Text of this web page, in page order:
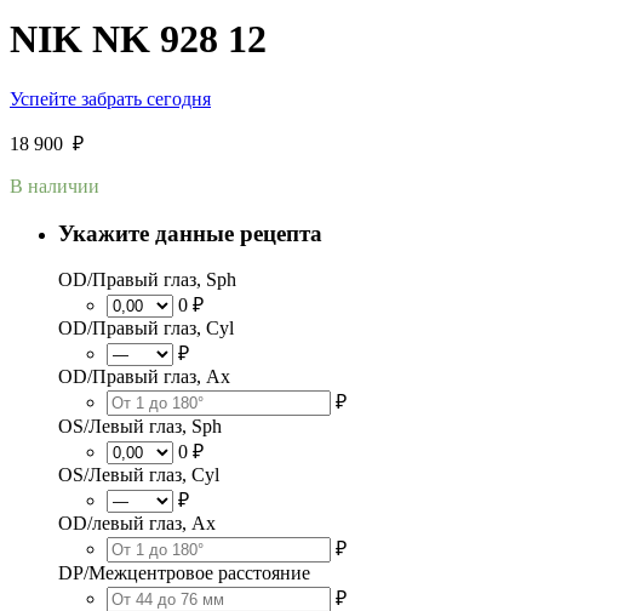
NIK NK 928 12
Успейте забрать сегодня
18 900 ₽
В наличии
Укажите данные рецепта
OD/Правый глаз, Sph
0 ₽
OD/Правый глаз, Cyl
₽
OD/Правый глаз, Ax
₽
OS/Левый глаз, Sph
0 ₽
OS/Левый глаз, Cyl
₽
OD/левый глаз, Ax
₽
DP/Межцентровое расстояние
₽